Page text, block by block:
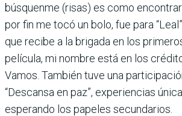
búsquenme (risas) es como encontrar
por fin me tocó un bolo, fue para
que recibe a la brigada en los
película, mi nombre está en los
Vamos. También tuve una
“Descansa en paz”, experiencias
esperando los papeles secundarios.